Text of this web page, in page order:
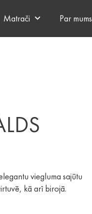
Matrači Par mums
viegluma sajūtu
kā arī birojā.